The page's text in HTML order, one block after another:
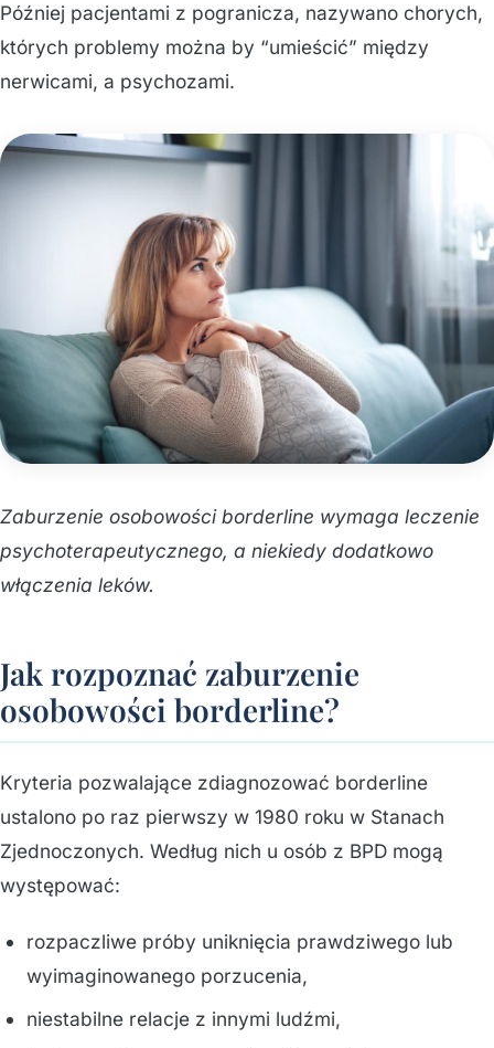
Później pacjentami z pogranicza, nazywano chorych,
których problemy można by “umieścić” między
nerwicami, a psychozami.
Zaburzenie osobowości borderline wymaga leczenie
psychoterapeutycznego, a niekiedy dodatkowo
włączenia leków.
Jak rozpoznać zaburzenie
osobowości borderline?
Kryteria pozwalające zdiagnozować borderline
ustalono po raz pierwszy w 1980 roku w Stanach
Zjednoczonych. Według nich u osób z BPD mogą
występować:
rozpaczliwe próby uniknięcia prawdziwego lub
wyimaginowanego porzucenia,
niestabilne relacje z innymi ludźmi,